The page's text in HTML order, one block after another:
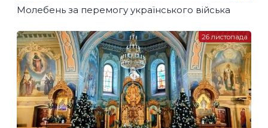
Молебень за перемогу українського війська
26 листопада